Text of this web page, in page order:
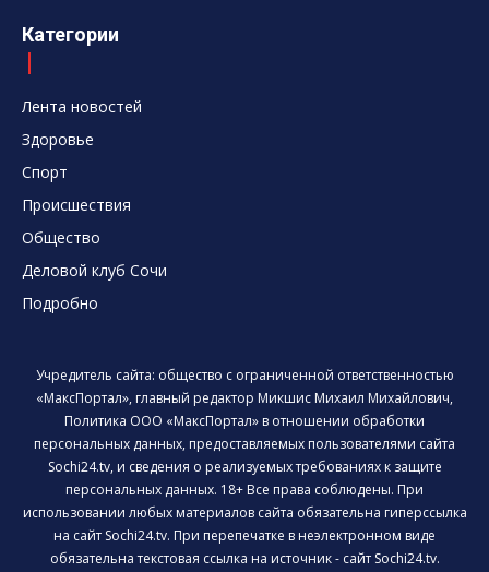
Категории
Лента новостей
Здоровье
Спорт
Происшествия
Общество
Деловой клуб Сочи
Подробно
Учредитель сайта: общество с ограниченной ответственностью
«МаксПортал», главный редактор Микшис Михаил Михайлович,
Политика ООО «МаксПортал» в отношении обработки
персональных данных, предоставляемых пользователями сайта
Sochi24.tv, и сведения о реализуемых требованиях к защите
персональных данных. 18+ Все права соблюдены. При
использовании любых материалов сайта обязательна гиперссылка
на сайт Sochi24.tv. При перепечатке в неэлектронном виде
обязательна текстовая ссылка на источник - сайт Sochi24.tv.